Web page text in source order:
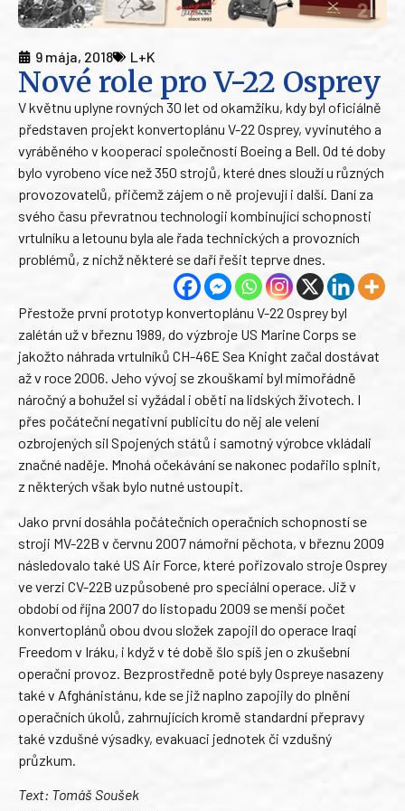
9 mája, 2018 L+K
Nové role pro V-22 Osprey
V květnu uplyne rovných 30 let od okamžiku, kdy byl oficiálně
představen projekt konvertoplánu V-22 Osprey, vyvinutého a
vyráběného v kooperaci společností Boeing a Bell. Od té doby
bylo vyrobeno více než 350 strojů, které dnes slouží u různých
provozovatelů, přičemž zájem o ně projevují i další. Daní za
svého času převratnou technologii kombinující schopnosti
vrtulníku a letounu byla ale řada technických a provozních
problémů, z nichž některé se daří řešit teprve dnes.
Přestože první prototyp konvertoplánu V-22 Osprey byl
zalétán už v březnu 1989, do výzbroje US Marine Corps se
jakožto náhrada vrtulníků CH-46E Sea Knight začal dostávat
až v roce 2006. Jeho vývoj se zkouškami byl mimořádně
náročný a bohužel si vyžádal i oběti na lidských životech. I
přes počáteční negativní publicitu do něj ale velení
ozbrojených sil Spojených států i samotný výrobce vkládali
značné naděje. Mnohá očekávání se nakonec podařilo splnit,
z některých však bylo nutné ustoupit.
Jako první dosáhla počátečních operačních schopností se
stroji MV-22B v červnu 2007 námořní pěchota, v březnu 2009
následovalo také US Air Force, které pořizovalo stroje Osprey
ve verzi CV-22B uzpůsobené pro speciální operace. Již v
období od října 2007 do listopadu 2009 se menší počet
konvertoplánů obou dvou složek zapojil do operace Iraqi
Freedom v Iráku, i když v té době šlo spíš jen o zkušební
operační provoz. Bezprostředně poté byly Ospreye nasazeny
také v Afghánistánu, kde se již naplno zapojily do plnění
operačních úkolů, zahrnujících kromě standardní přepravy
také vzdušné výsadky, evakuaci jednotek či vzdušný
průzkum.
Text: Tomáš Soušek